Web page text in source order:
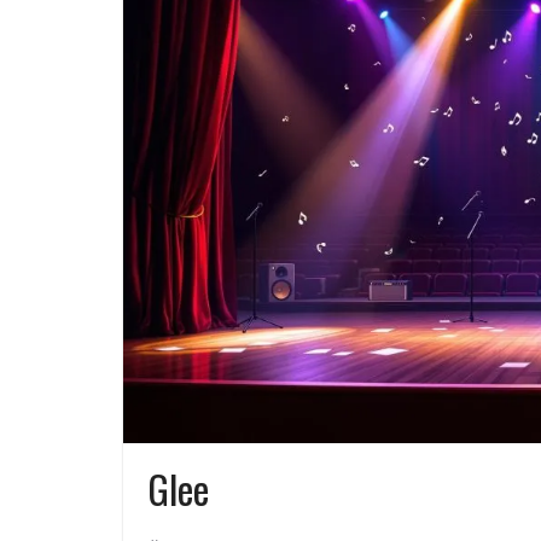
tendenser
Sådan fungerer
sportsbetting fra indbetaling til
omsætningskrav
Privatlån i Danmark
Glee